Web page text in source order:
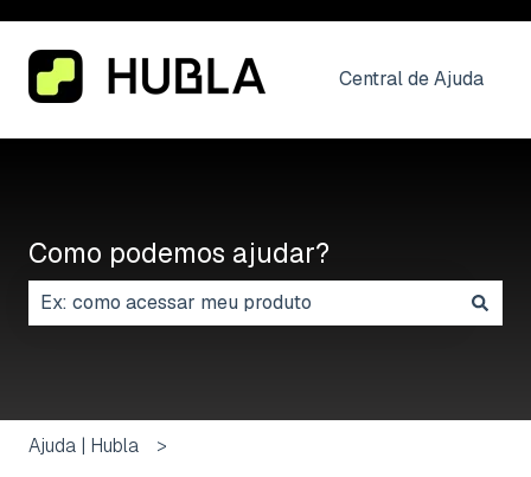
Central de Ajuda
Como podemos ajudar?
Ajuda | Hubla